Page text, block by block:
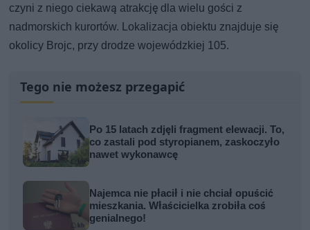
czyni z niego ciekawą atrakcję dla wielu gości z
nadmorskich kurortów. Lokalizacja obiektu znajduje się
okolicy Brojc, przy drodze wojewódzkiej 105.
Tego nie możesz przegapić
Po 15 latach zdjęli fragment elewacji. To,
co zastali pod styropianem, zaskoczyło
nawet wykonawcę
Najemca nie płacił i nie chciał opuścić
mieszkania. Właścicielka zrobiła coś
genialnego!